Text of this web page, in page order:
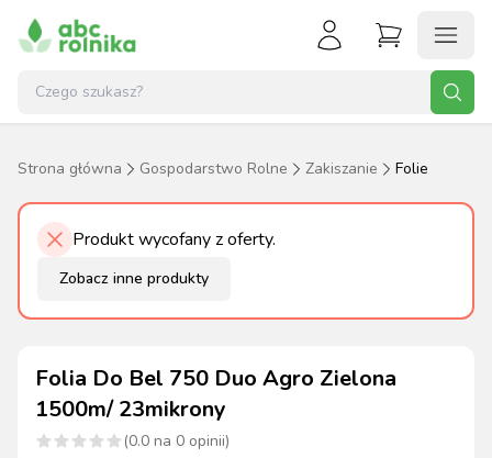
Strona główna Gospodarstwo Rolne Zakiszanie Folie
Produkt wycofany z oferty.
Zobacz inne produkty
Folia Do Bel 750 Duo Agro Zielona
1500m/ 23mikrony
(0.0 na 0 opinii)